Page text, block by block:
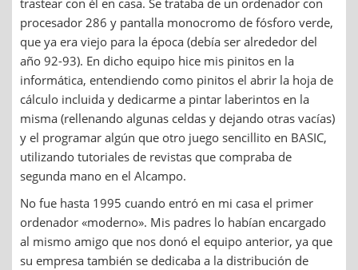
procesador 286 y pantalla monocromo de fósforo verde,
que ya era viejo para la época (debía ser alrededor del
año 92-93). En dicho equipo hice mis pinitos en la
informática, entendiendo como pinitos el abrir la hoja de
cálculo incluida y dedicarme a pintar laberintos en la
misma (rellenando algunas celdas y dejando otras vacías)
y el programar algún que otro juego sencillito en BASIC,
utilizando tutoriales de revistas que compraba de
segunda mano en el Alcampo.
No fue hasta 1995 cuando entró en mi casa el primer
ordenador «moderno». Mis padres lo habían encargado
al mismo amigo que nos donó el equipo anterior, ya que
su empresa también se dedicaba a la distribución de